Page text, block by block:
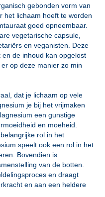
gebonden vorm van
het lichaam hoeft te worden
goed opneembaar.
vegetarische capsule,
en veganisten. Deze
de inhoud kan opgelost
op deze manier zo min
dat je lichaam op vele
je bij het vrijmaken
een gunstige
en moeheid.
rol in het
speelt ook een rol in het
Bovendien is
van de botten.
en draagt
en aan een heldere